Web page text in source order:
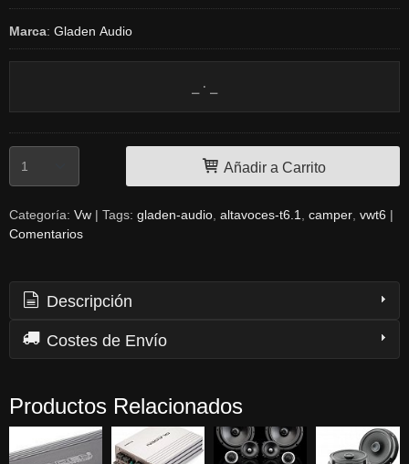
Marca: Gladen Audio
Añadir a Carrito
Categoría: Vw | Tags: gladen-audio altavoces-t6.1 camper vwt6 |
Comentarios
Descripción
Costes de Envío
Productos Relacionados